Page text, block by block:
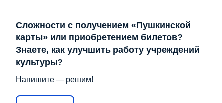
Сложности с получением «Пушкинской
карты» или приобретением билетов?
Знаете, как улучшить работу учреждений
культуры?
Напишите — решим!